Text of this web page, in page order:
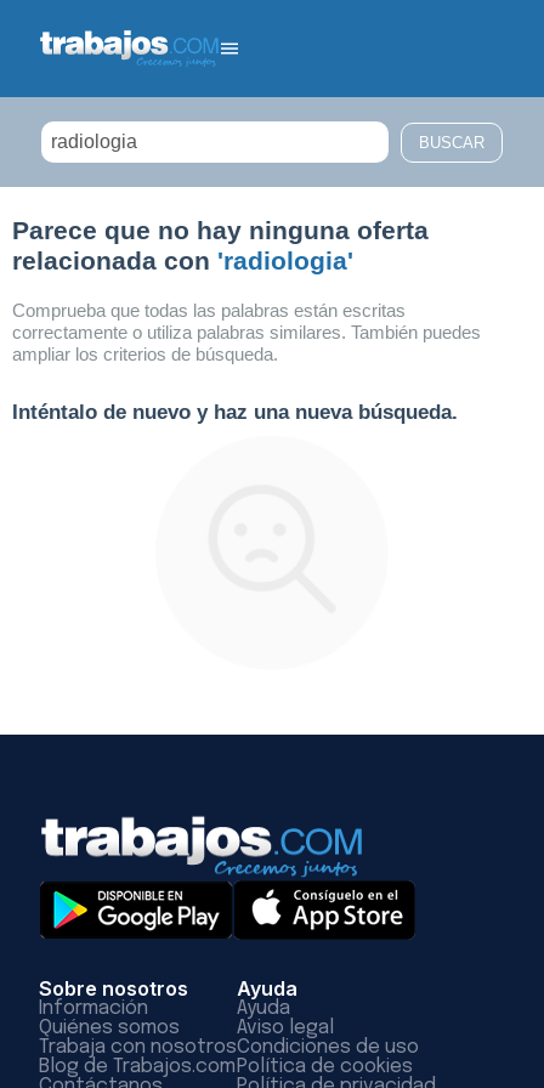
Parece que no hay ninguna oferta
relacionada con 'radiologia'
Comprueba que todas las palabras están escritas
correctamente o utiliza palabras similares. También puedes
ampliar los criterios de búsqueda.
Inténtalo de nuevo y haz una nueva búsqueda.
Sobre nosotros
Información
Quiénes somos
Trabaja con nosotros
Blog de Trabajos.com
Ayuda
Ayuda
Aviso legal
Condiciones de uso
Política de cookies